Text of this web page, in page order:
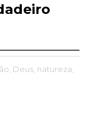
Deus, natureza,